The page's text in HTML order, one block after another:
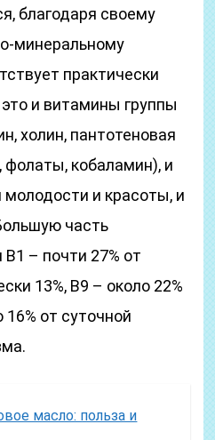
благодаря своему
минеральному
практически
и витамины группы
холин, пантотеновая
фолаты, кобаламин), и
и красоты, и
часть
– почти 27% от
13%, В9 – около 22%
от суточной
масло: польза и